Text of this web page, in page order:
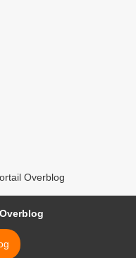
Overblog